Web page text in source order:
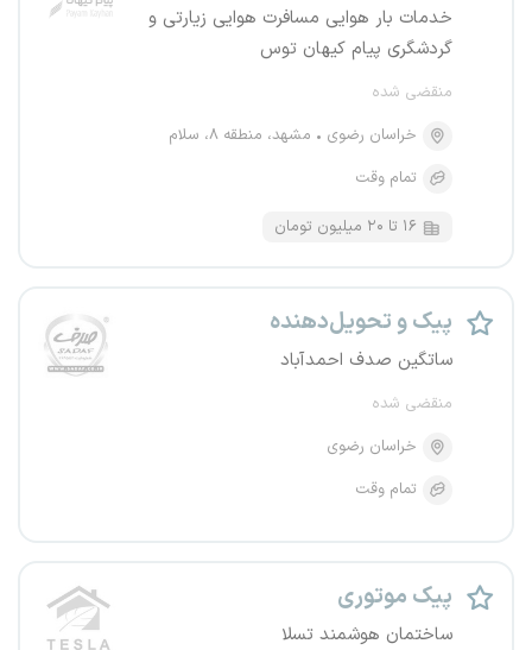
خدمات بار هوایی مسافرت هوایی زیارتی و
گردشگری پیام کیهان توس
منقضی شده
خراسان رضوی
مشهد، منطقه ۸، سلام
تمام وقت
۱۶ تا ۲۰ میلیون تومان
پیک و تحویل‌دهنده
ساتگین صدف احمدآباد
منقضی شده
خراسان رضوی
تمام وقت
پیک موتوری
ساختمان هوشمند تسلا